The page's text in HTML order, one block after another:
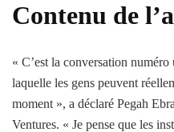
Contenu de
« C’est la conversation
laquelle les gens peuvent
moment », a déclaré Pegah
Ventures. « Je pense que les